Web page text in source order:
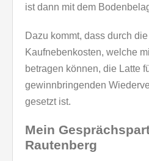
ist dann mit dem
Dazu kommt, dass durch
Kaufnebenkosten, welche
betragen können, die Latte
gewinnbringenden
gesetzt ist.
Mein
Rautenberg